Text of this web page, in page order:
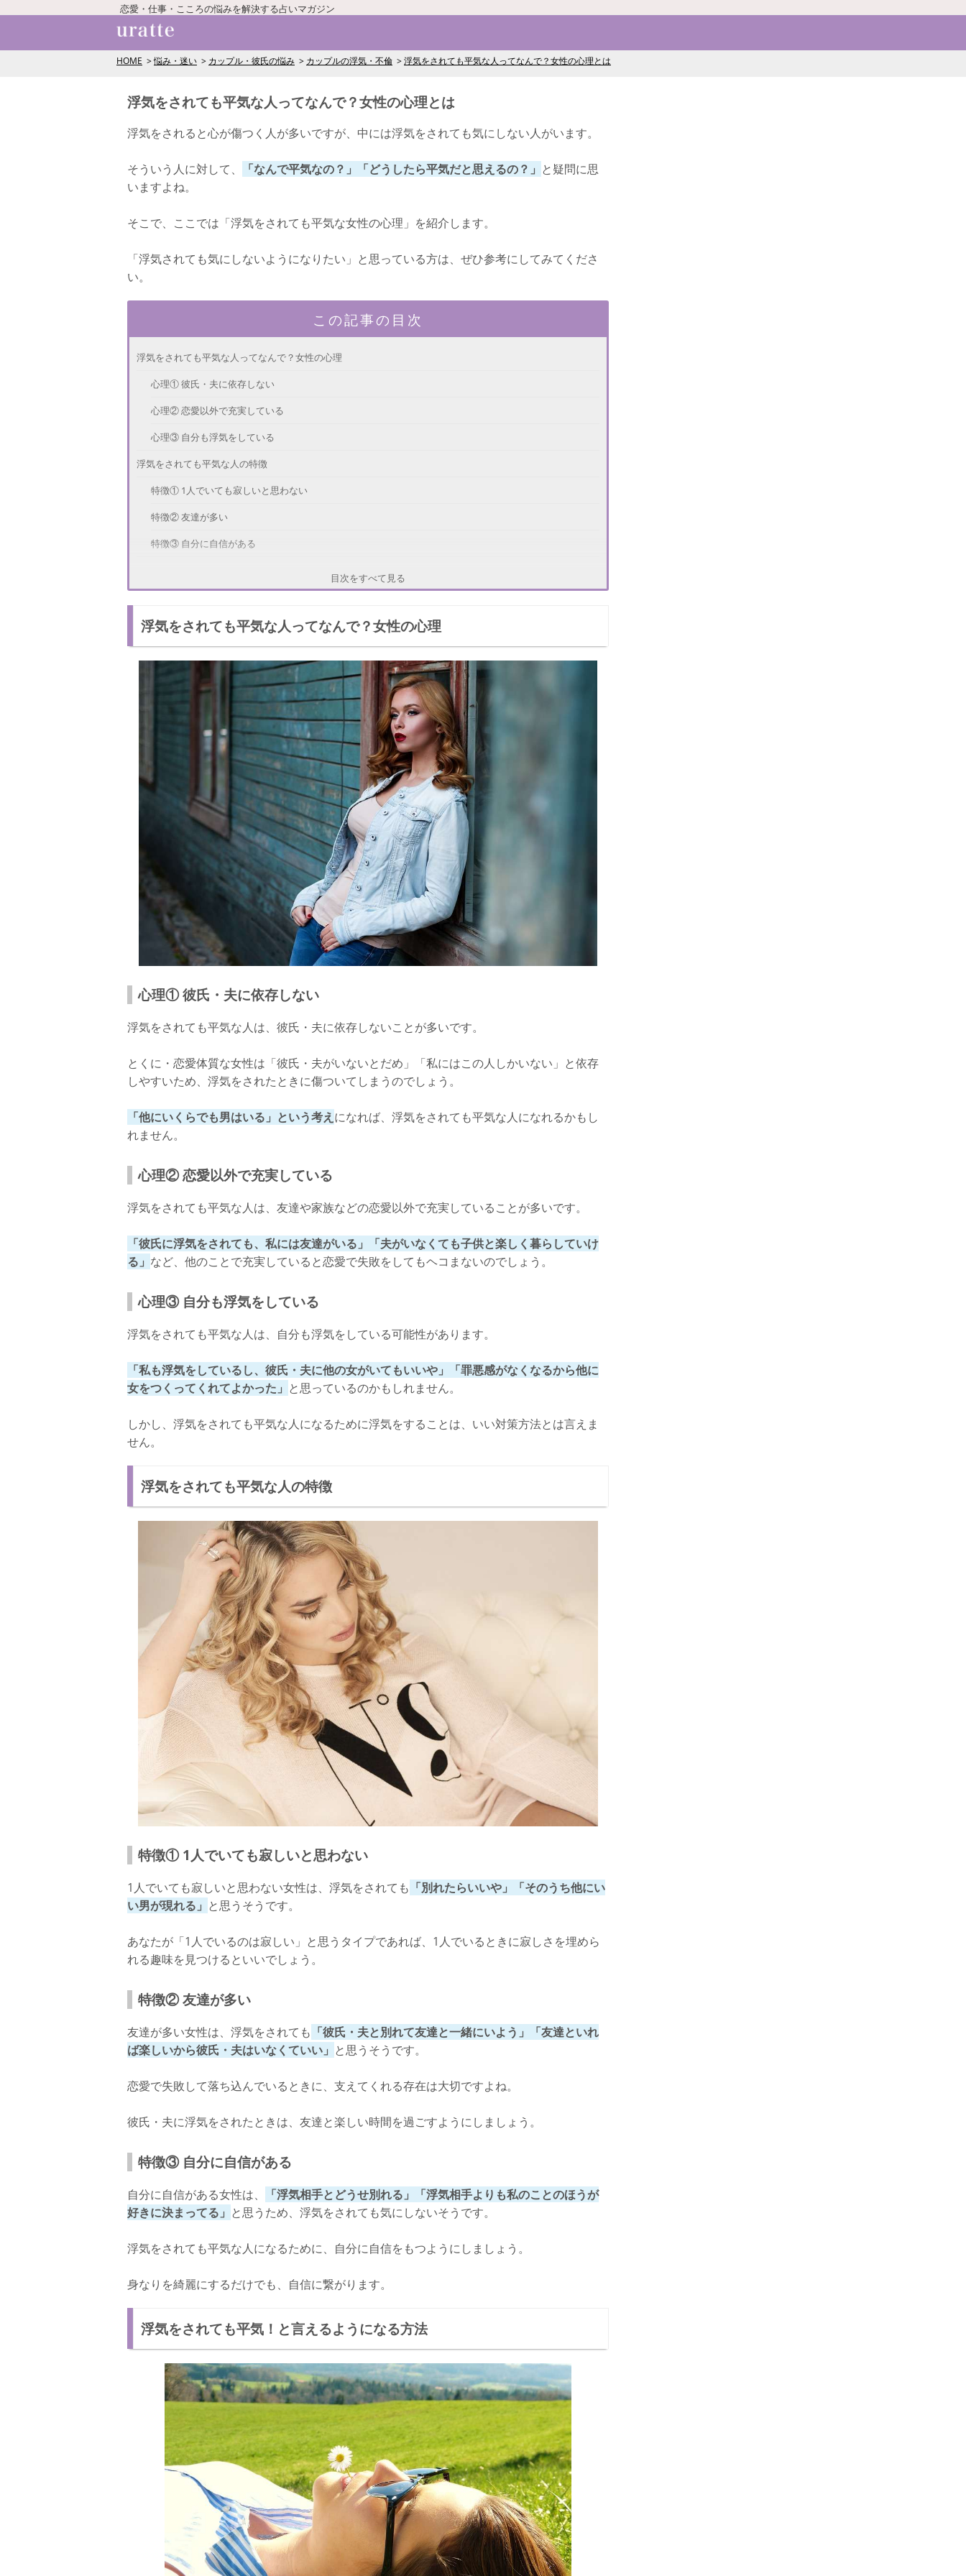
恋愛・仕事・こころの悩みを解決する占いマガジン
HOME 悩み・迷い カップル・彼氏の悩み カップルの浮気・不倫 浮気をされても平気な人ってなんで？女性の心理とは
浮気をされても平気な人ってなんで？女性の心理とは
浮気をされると心が傷つく人が多いですが、中には浮気をされても気にしない人がいます。
そういう人に対して、 「なんで平気なの？」「どうしたら平気だと思えるの？」 と疑問に思
いますよね。
そこで、ここでは「浮気をされても平気な女性の心理」を紹介します。
「浮気されても気にしないようになりたい」と思っている方は、ぜひ参考にしてみてくださ
い。
この記事の目次
浮気をされても平気な人ってなんで？女性の心理
心理① 彼氏・夫に依存しない
心理② 恋愛以外で充実している
心理③ 自分も浮気をしている
浮気をされても平気な人の特徴
特徴① 1人でいても寂しいと思わない
特徴② 友達が多い
特徴③ 自分に自信がある
彼氏・夫のことを信じる
自分に自信をもつ
浮気をされても平気な人の話
浮気をする相手と付き合うのはよくない！
目次をすべて見る
浮気をされても平気な人ってなんで？女性の心理
心理① 彼氏・夫に依存しない
浮気をされても平気な人は、彼氏・夫に依存しないことが多いです。
とくに・恋愛体質な女性は「彼氏・夫がいないとだめ」「私にはこの人しかいない」と依存
しやすいため、浮気をされたときに傷ついてしまうのでしょう。
「他にいくらでも男はいる」という考え になれば、浮気をされても平気な人になれるかもし
れません。
心理② 恋愛以外で充実している
浮気をされても平気な人は、友達や家族などの恋愛以外で充実していることが多いです。
「彼氏に浮気をされても、私には友達がいる」「夫がいなくても子供と楽しく暮らしていけ
る」 など、他のことで充実していると恋愛で失敗をしてもヘコまないのでしょう。
心理③ 自分も浮気をしている
浮気をされても平気な人は、自分も浮気をしている可能性があります。
「私も浮気をしているし、彼氏・夫に他の女がいてもいいや」「罪悪感がなくなるから他に
女をつくってくれてよかった」 と思っているのかもしれません。
しかし、浮気をされても平気な人になるために浮気をすることは、いい対策方法とは言えま
せん。
浮気をされても平気な人の特徴
特徴① 1人でいても寂しいと思わない
1人でいても寂しいと思わない女性は、浮気をされても 「別れたらいいや」「そのうち他にい
い男が現れる」 と思うそうです。
あなたが「1人でいるのは寂しい」と思うタイプであれば、1人でいるときに寂しさを埋めら
れる趣味を見つけるといいでしょう。
特徴② 友達が多い
友達が多い女性は、浮気をされても 「彼氏・夫と別れて友達と一緒にいよう」「友達といれ
ば楽しいから彼氏・夫はいなくていい」 と思うそうです。
恋愛で失敗して落ち込んでいるときに、支えてくれる存在は大切ですよね。
彼氏・夫に浮気をされたときは、友達と楽しい時間を過ごすようにしましょう。
特徴③ 自分に自信がある
自分に自信がある女性は、
「浮気相手とどうせ別れる」「浮気相手よりも私のことのほうが
好きに決まってる」 と思うため、浮気をされても気にしないそうです。
浮気をされても平気な人になるために、自分に自信をもつようにしましょう。
身なりを綺麗にするだけでも、自信に繋がります。
浮気をされても平気！と言えるようになる方法